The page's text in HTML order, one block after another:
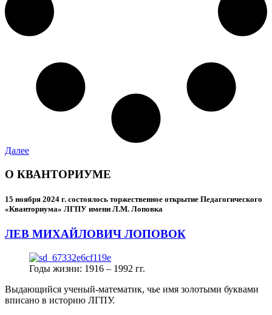
Далее
О КВАНТОРИУМЕ
15 ноября 2024 г. состоялось торжественное открытие Педагогического
«Кванториума» ЛГПУ имени Л.М. Лоповка
ЛЕВ МИХАЙЛОВИЧ ЛОПОВОК
Годы жизни: 1916 – 1992 гг.
Выдающийся ученый-математик, чье имя золотыми буквами
вписано в историю ЛГПУ.